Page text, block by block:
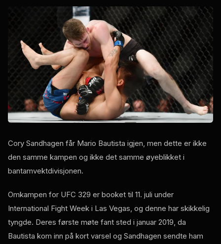
Cory Sandhagen får Mario Bautista igjen, men dette er ikke
den samme kampen og ikke det samme øyeblikket i
bantamvektdivisjonen.
Omkampen for UFC 329 er booket til 11. juli under
International Fight Week i Las Vegas, og denne har skikkelig
tyngde. Deres første møte fant sted i januar 2019, da
Bautista kom inn på kort varsel og Sandhagen sendte ham